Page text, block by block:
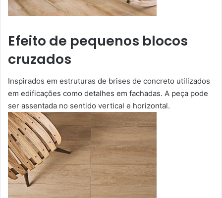
Efeito de pequenos blocos
cruzados
Inspirados em estruturas de brises de concreto utilizados
em edificações como detalhes em fachadas. A peça pode
ser assentada no sentido vertical e horizontal.